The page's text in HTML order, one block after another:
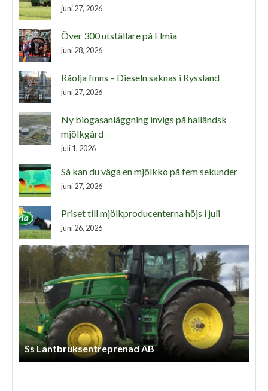
juni 27, 2026
Över 300 utställare på Elmia
juni 28, 2026
Råolja finns – Dieseln saknas i Ryssland
juni 27, 2026
Ny biogasanläggning invigs på halländsk
mjölkgård
juli 1, 2026
Så kan du väga en mjölkko på fem sekunder
juni 27, 2026
Priset till mjölkproducenterna höjs i juli
juni 26, 2026
Ss Lantbruksentreprenad AB